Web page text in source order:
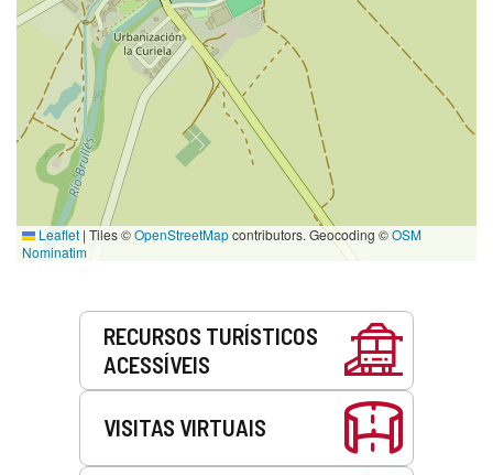
Leaflet | Tiles ©OpenStreetMapcontributors. Geocoding ©OSM
Nominatim
RECURSOS TURÍSTICOS
ACESSÍVEIS
VISITAS VIRTUAIS